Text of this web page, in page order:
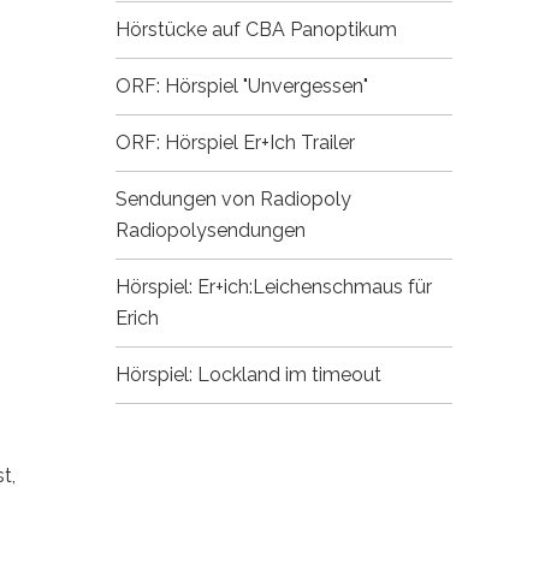
Hörstücke auf CBA Panoptikum
ORF: Hörspiel "Unvergessen"
ORF: Hörspiel Er+Ich Trailer
Sendungen von Radiopoly
Radiopolysendungen
Hörspiel: Er+ich:Leichenschmaus für
Erich
Hörspiel: Lockland im timeout